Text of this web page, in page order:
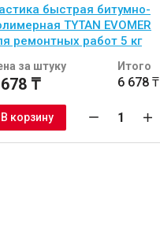
быстрая битумно-
TYTAN EVOMER
ремонтных работ 5 кг
за штуку
₸
Итого
6 678 ₸
В корзину